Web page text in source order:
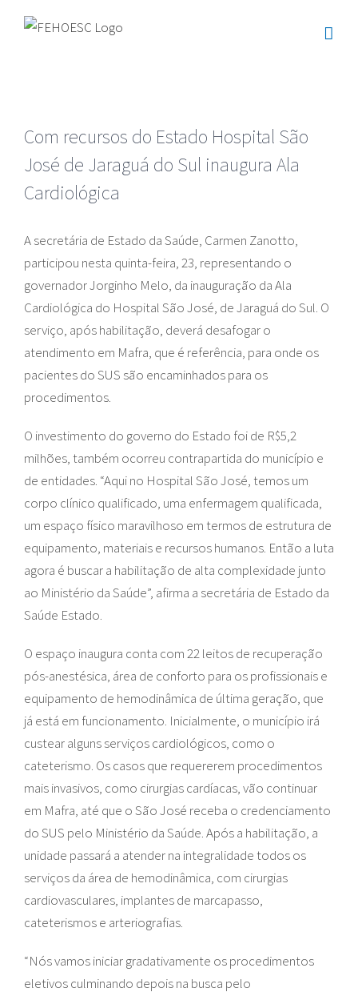
Com recursos do Estado Hospital São
José de Jaraguá do Sul inaugura Ala
Cardiológica
A secretária de Estado da Saúde, Carmen Zanotto,
participou nesta quinta-feira, 23, representando o
governador Jorginho Melo, da inauguração da Ala
Cardiológica do Hospital São José, de Jaraguá do Sul. O
serviço, após habilitação, deverá desafogar o
atendimento em Mafra, que é referência, para onde os
pacientes do SUS são encaminhados para os
procedimentos.
O investimento do governo do Estado foi de R$5,2
milhões, também ocorreu contrapartida do município e
de entidades. “Aqui no Hospital São José, temos um
corpo clínico qualificado, uma enfermagem qualificada,
um espaço físico maravilhoso em termos de estrutura de
equipamento, materiais e recursos humanos. Então a luta
agora é buscar a habilitação de alta complexidade junto
ao Ministério da Saúde”, afirma a secretária de Estado da
Saúde Estado.
O espaço inaugura conta com 22 leitos de recuperação
pós-anestésica, área de conforto para os profissionais e
equipamento de hemodinâmica de última geração, que
já está em funcionamento. Inicialmente, o município irá
custear alguns serviços cardiológicos, como o
cateterismo. Os casos que requererem procedimentos
mais invasivos, como cirurgias cardíacas, vão continuar
em Mafra, até que o São José receba o credenciamento
do SUS pelo Ministério da Saúde. Após a habilitação, a
unidade passará a atender na integralidade todos os
serviços da área de hemodinâmica, com cirurgias
cardiovasculares, implantes de marcapasso,
cateterismos e arteriografias.
“Nós vamos iniciar gradativamente os procedimentos
eletivos culminando depois na busca pelo